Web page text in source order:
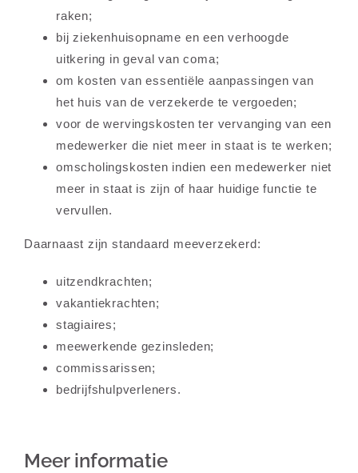
raken;
bij ziekenhuisopname en een verhoogde
uitkering in geval van coma;
om kosten van essentiële aanpassingen van
het huis van de verzekerde te vergoeden;
voor de wervingskosten ter vervanging van een
medewerker die niet meer in staat is te werken;
omscholingskosten indien een medewerker niet
meer in staat is zijn of haar huidige functie te
vervullen.
Daarnaast zijn standaard meeverzekerd:
uitzendkrachten;
vakantiekrachten;
stagiaires;
meewerkende gezinsleden;
commissarissen;
bedrijfshulpverleners.
Meer informatie